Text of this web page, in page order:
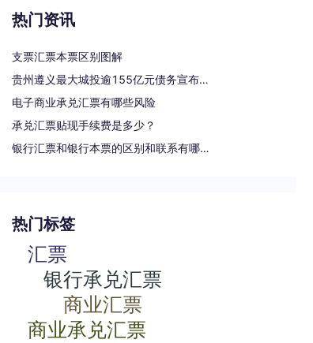
热门资讯
支票汇票本票区别图解
贵州遵义最大城投逾155亿元债务宣布重组
电子商业承兑汇票有哪些风险
承兑汇票贴现手续费是多少？
银行汇票和银行本票的区别和联系有哪些（一文读懂支票、本票和汇票的区别）
热门标签
汇票
银行承兑汇票
商业汇票
商业承兑汇票